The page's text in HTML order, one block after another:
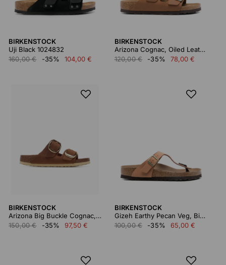
BIRKENSTOCK
Uji Black 1024832
160,00 €
-35% 104,00 €
BIRKENSTOCK
Arizona Cognac, Oiled Leather
120,00 €
-35% 78,00 €
BIRKENSTOCK
Arizona Big Buckle Cognac, Oiled Leather 1011073
150,00 €
-35% 97,50 €
BIRKENSTOCK
Gizeh Earthy Pecan Veg, Birkibuc
100,00 €
-35% 65,00 €